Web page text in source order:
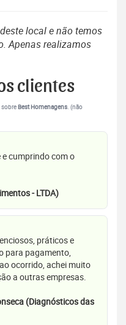
local e não temos
Apenas realizamos
clientes
sobre Best Homenagens. (não
cumprindo com o
- LTDA)
práticos e
para pagamento,
ocorrido, achei muito
a outras empresas.
(Diagnósticos das